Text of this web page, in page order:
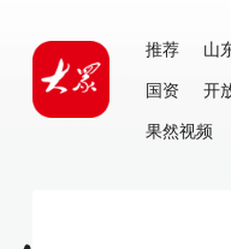
推荐 山
国资
开
果然视频